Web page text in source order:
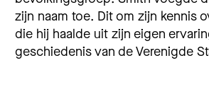
zijn naam toe. Dit om zijn kennis
die hij haalde uit zijn eigen
geschiedenis van de Verenigde